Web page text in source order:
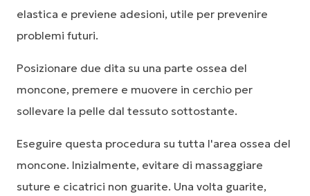
elastica e previene adesioni, utile per prevenire
problemi futuri.
Posizionare due dita su una parte ossea del
moncone, premere e muovere in cerchio per
sollevare la pelle dal tessuto sottostante.
Eseguire questa procedura su tutta l'area ossea del
moncone. Inizialmente, evitare di massaggiare
suture e cicatrici non guarite. Una volta guarite,